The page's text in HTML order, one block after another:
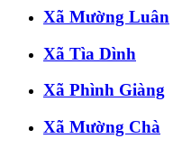
Xã Mường Luân
Xã Tìa Dình
Xã Phình Giàng
Xã Mường Chà